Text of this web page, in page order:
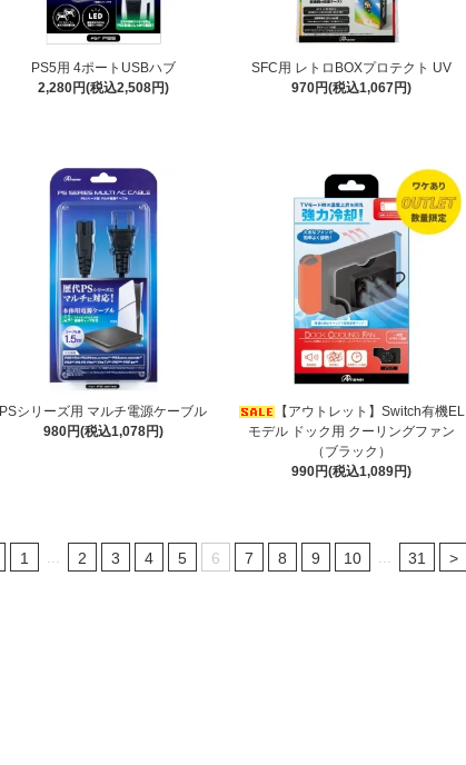
PS5用 4ポートUSBハブ
2,280円(税込2,508円)
SFC用 レトロBOXプロテクト UV
970円(税込1,067円)
PSシリーズ用 マルチ電源ケーブル
980円(税込1,078円)
【アウトレット】Switch有機EL
モデル ドック用 クーリングファン
（ブラック）
990円(税込1,089円)
1 2 3 4 5 6 7 8 9 10 31 >